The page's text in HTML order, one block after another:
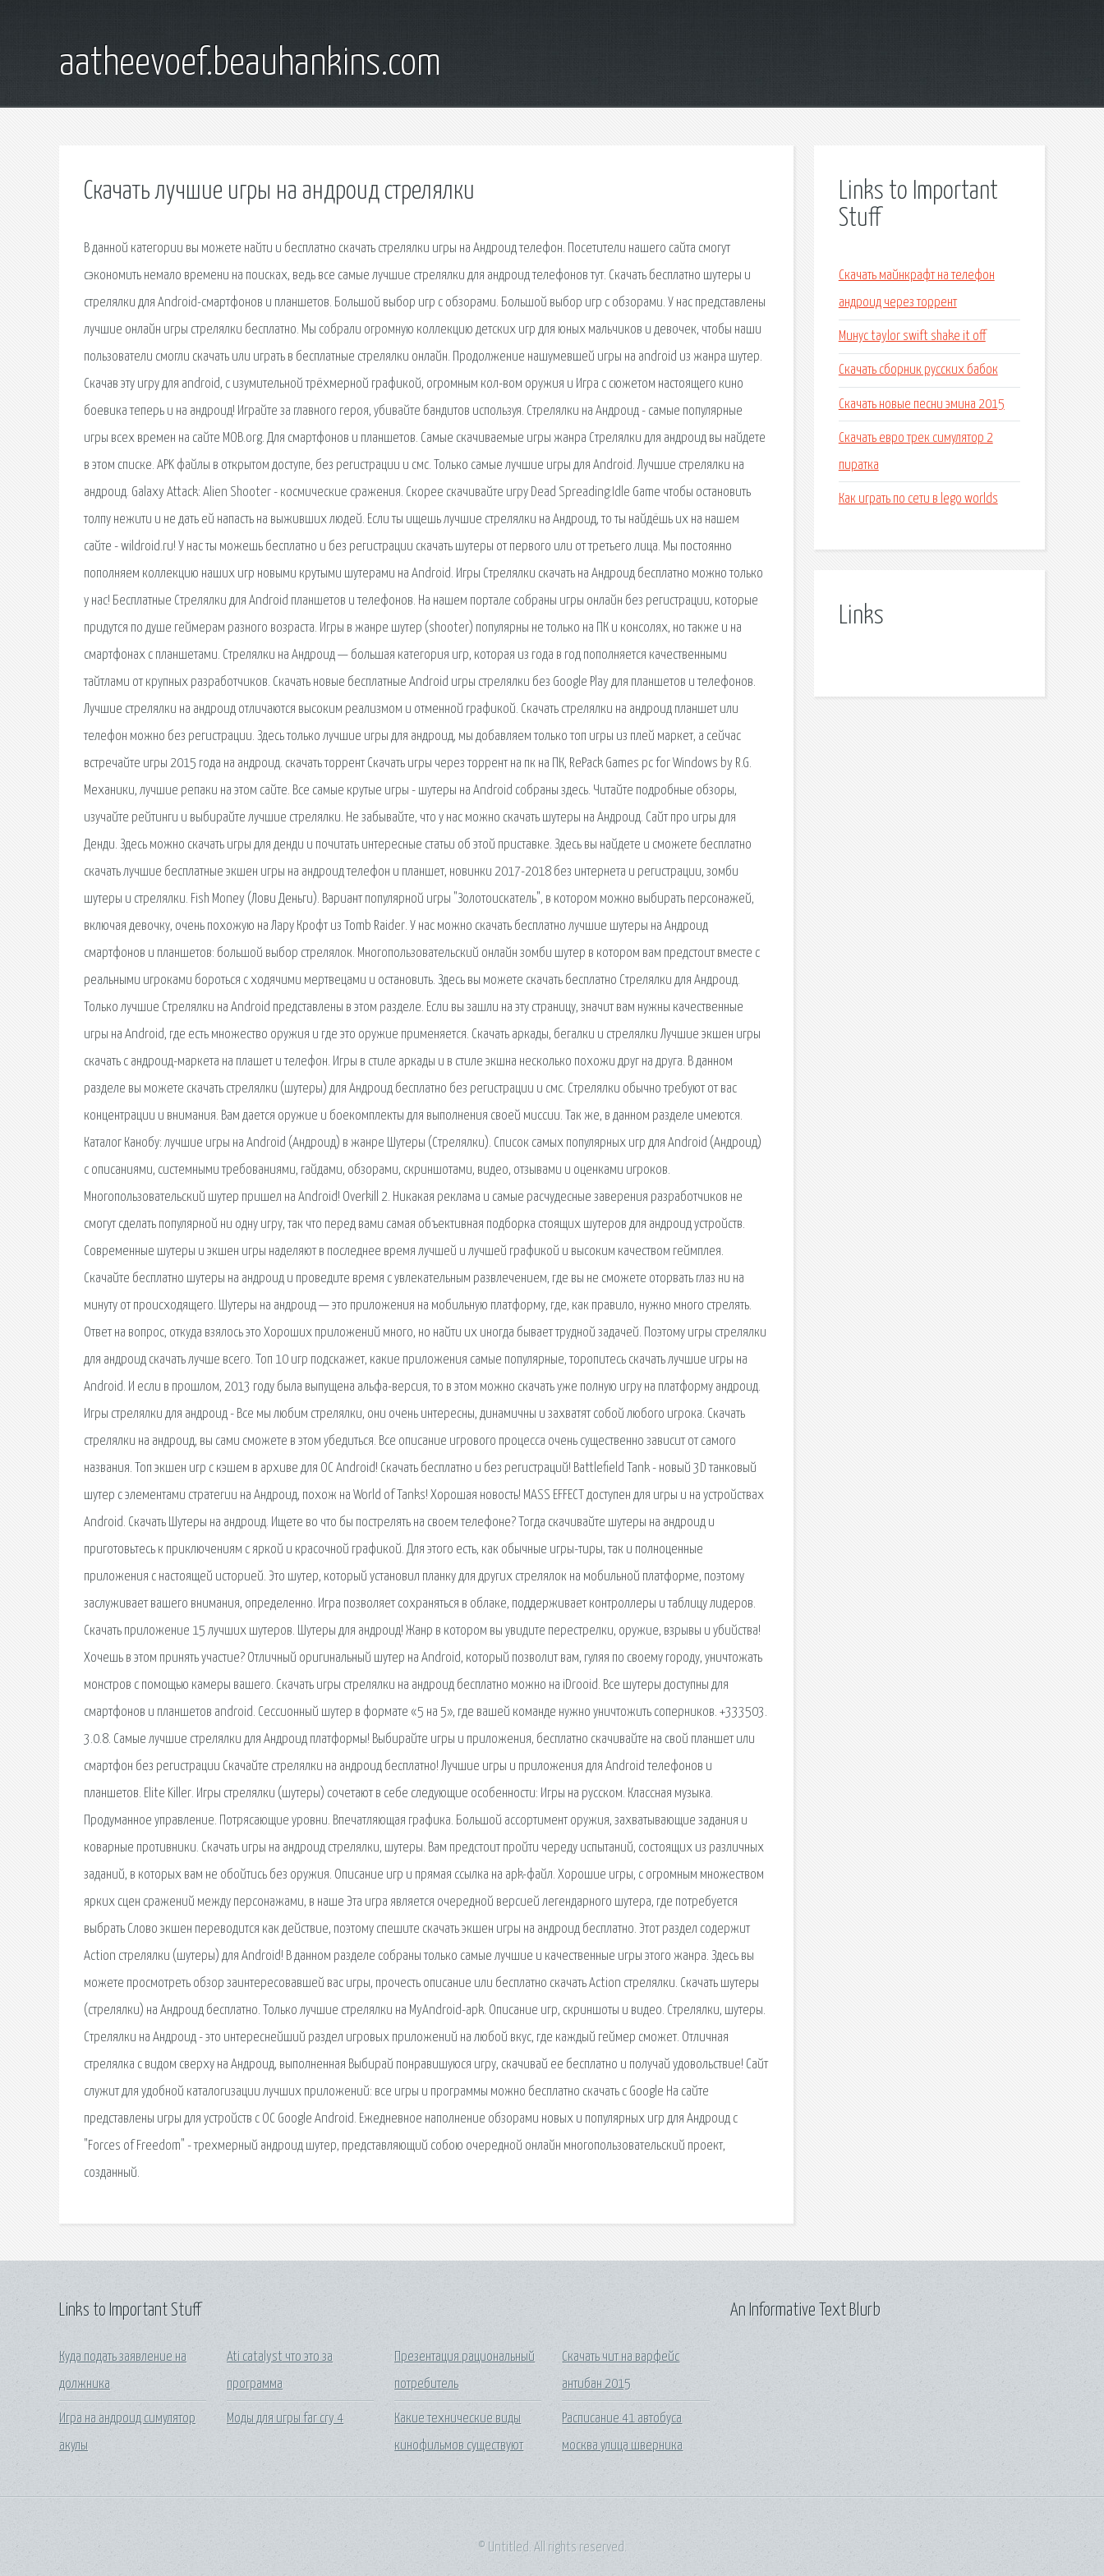
aatheevoef.beauhankins.com
Скачать лучшие игры на андроид стрелялки
В данной категории вы можете найти и бесплатно скачать стрелялки игры на Андроид телефон. Посетители нашего сайта смогут
сэкономить немало времени на поисках, ведь все самые лучшие стрелялки для андроид телефонов тут. Скачать бесплатно шутеры и
стрелялки для Android-смартфонов и планшетов. Большой выбор игр с обзорами. Большой выбор игр с обзорами. У нас представлены
лучшие онлайн игры стрелялки бесплатно. Мы собрали огромную коллекцию детских игр для юных мальчиков и девочек, чтобы наши
пользователи смогли скачать или играть в бесплатные стрелялки онлайн. Продолжение нашумевшей игры на android из жанра шутер.
Скачав эту игру для android, с изумительной трёхмерной графикой, огромным кол-вом оружия и Игра с сюжетом настоящего кино
боевика теперь и на андроид! Играйте за главного героя, убивайте бандитов используя. Стрелялки на Андроид - самые популярные
игры всех времен на сайте MOB.org. Для смартфонов и планшетов. Самые скачиваемые игры жанра Стрелялки для андроид вы найдете
в этом списке. APK файлы в открытом доступе, без регистрации и смс. Только самые лучшие игры для Android. Лучшие стрелялки на
андроид. Galaxy Attack: Alien Shooter - космические сражения. Скорее скачивайте игру Dead Spreading:Idle Game чтобы остановить
толпу нежити и не дать ей напасть на выживших людей. Если ты ищешь лучшие стрелялки на Андроид, то ты найдёшь их на нашем
сайте - wildroid.ru! У нас ты можешь бесплатно и без регистрации скачать шутеры от первого или от третьего лица. Мы постоянно
пополняем коллекцию наших игр новыми крутыми шутерами на Android. Игры Стрелялки скачать на Андроид бесплатно можно только
у нас! Бесплатные Стрелялки для Android планшетов и телефонов. На нашем портале собраны игры онлайн без регистрации, которые
придутся по душе геймерам разного возраста. Игры в жанре шутер (shooter) популярны не только на ПК и консолях, но также и на
смартфонах с планшетами. Стрелялки на Андроид — большая категория игр, которая из года в год пополняется качественными
тайтлами от крупных разработчиков. Скачать новые бесплатные Android игры стрелялки без Google Play для планшетов и телефонов.
Лучшие стрелялки на андроид отличаются высоким реализмом и отменной графикой. Скачать стрелялки на андроид планшет или
телефон можно без регистрации. Здесь только лучшие игры для андроид, мы добавляем только топ игры из плей маркет, а сейчас
встречайте игры 2015 года на андроид. скачать торрент Скачать игры через торрент на пк на ПК, RePack Games pc for Windows by R.G.
Механики, лучшие репаки на этом сайте. Все самые крутые игры - шутеры на Android собраны здесь. Читайте подробные обзоры,
изучайте рейтинги и выбирайте лучшие стрелялки. Не забывайте, что у нас можно скачать шутеры на Андроид. Сайт про игры для
Денди. Здесь можно скачать игры для денди и почитать интересные статьи об этой приставке. Здесь вы найдете и сможете бесплатно
скачать лучшие бесплатные экшен игры на андроид телефон и планшет, новинки 2017-2018 без интернета и регистрации, зомби
шутеры и стрелялки. Fish Money (Лови Деньги). Вариант популярной игры "Золотоискатель", в котором можно выбирать персонажей,
включая девочку, очень похожую на Лару Крофт из Tomb Raider. У нас можно скачать бесплатно лучшие шутеры на Андроид
смартфонов и планшетов: большой выбор стрелялок. Многопользовательский онлайн зомби шутер в котором вам предстоит вместе с
реальными игроками бороться с ходячими мертвецами и остановить. Здесь вы можете скачать бесплатно Стрелялки для Андроид.
Только лучшие Стрелялки на Android представлены в этом разделе. Если вы зашли на эту страницу, значит вам нужны качественные
игры на Android, где есть множество оружия и где это оружие применяется. Скачать аркады, бегалки и стрелялки Лучшие экшен игры
скачать с андроид-маркета на плашет и телефон. Игры в стиле аркады и в стиле экшна несколько похожи друг на друга. В данном
разделе вы можете скачать стрелялки (шутеры) для Андроид бесплатно без регистрации и смс. Стрелялки обычно требуют от вас
концентрации и внимания. Вам дается оружие и боекомплекты для выполнения своей миссии. Так же, в данном разделе имеются.
Каталог Канобу: лучшие игры на Android (Андроид) в жанре Шутеры (Стрелялки). Список самых популярных игр для Android (Андроид)
с описаниями, системными требованиями, гайдами, обзорами, скриншотами, видео, отзывами и оценками игроков.
Многопользовательский шутер пришел на Android! Overkill 2. Никакая реклама и самые расчудесные заверения разработчиков не
смогут сделать популярной ни одну игру, так что перед вами самая объективная подборка стоящих шутеров для андроид устройств.
Современные шутеры и экшен игры наделяют в последнее время лучшей и лучшей графикой и высоким качеством геймплея.
Скачайте бесплатно шутеры на андроид и проведите время с увлекательным развлечением, где вы не сможете оторвать глаз ни на
минуту от происходящего. Шутеры на андроид — это приложения на мобильную платформу, где, как правило, нужно много стрелять.
Ответ на вопрос, откуда взялось это Хороших приложений много, но найти их иногда бывает трудной задачей. Поэтому игры стрелялки
для андроид скачать лучше всего. Топ 10 игр подскажет, какие приложения самые популярные, торопитесь скачать лучшие игры на
Android. И если в прошлом, 2013 году была выпущена альфа-версия, то в этом можно скачать уже полную игру на платформу андроид.
Игры стрелялки для андроид - Все мы любим стрелялки, они очень интересны, динамичны и захватят собой любого игрока. Скачать
стрелялки на андроид, вы сами сможете в этом убедиться. Все описание игрового процесса очень существенно зависит от самого
названия. Топ экшен игр с кэшем в архиве для ОС Android! Скачать бесплатно и без регистраций! Battlefield Tank - новый 3D танковый
шутер с элементами стратегии на Андроид, похож на World of Tanks! Хорошая новость! MASS EFFECT доступен для игры и на устройствах
Android. Скачать Шутеры на андроид. Ищете во что бы пострелять на своем телефоне? Тогда скачивайте шутеры на андроид и
приготовьтесь к приключениям с яркой и красочной графикой. Для этого есть, как обычные игры-тиры, так и полноценные
приложения с настоящей историей. Это шутер, который установил планку для других стрелялок на мобильной платформе, поэтому
заслуживает вашего внимания, определенно. Игра позволяет сохраняться в облаке, поддерживает контроллеры и таблицу лидеров.
Скачать приложение 15 лучших шутеров. Шутеры для андроид! Жанр в котором вы увидите перестрелки, оружие, взрывы и убийства!
Хочешь в этом принять участие? Отличный оригинальный шутер на Android, который позволит вам, гуляя по своему городу, уничтожать
монстров с помощью камеры вашего. Скачать игры стрелялки на андроид бесплатно можно на iDrooid. Все шутеры доступны для
смартфонов и планшетов android. Сессионный шутер в формате «5 на 5», где вашей команде нужно уничтожить соперников. +333503.
3.0.8. Самые лучшие стрелялки для Андроид платформы! Выбирайте игры и приложения, бесплатно скачивайте на свой планшет или
смартфон без регистрации Скачайте стрелялки на андроид бесплатно! Лучшие игры и приложения для Android телефонов и
планшетов. Elite Killer. Игры стрелялки (шутеры) сочетают в себе следующие особенности: Игры на русском. Классная музыка.
Продуманное управление. Потрясающие уровни. Впечатляющая графика. Большой ассортимент оружия, захватывающие задания и
коварные противники. Cкачать игры на андроид стрелялки, шутеры. Вам предстоит пройти череду испытаний, состоящих из различных
заданий, в которых вам не обойтись без оружия. Описание игр и прямая ссылка на apk-файл. Хорошие игры, с огромным множеством
ярких сцен сражений между персонажами, в наше Эта игра является очередной версией легендарного шутера, где потребуется
выбрать Слово экшен переводится как действие, поэтому спешите скачать экшен игры на андроид бесплатно. Этот раздел содержит
Action стрелялки (шутеры) для Android! В данном разделе собраны только самые лучшие и качественные игры этого жанра. Здесь вы
можете просмотреть обзор заинтересовавшей вас игры, прочесть описание или бесплатно скачать Action стрелялки. Скачать шутеры
(стрелялки) на Андроид бесплатно. Только лучшие стрелялки на MyAndroid-apk. Описание игр, скриншоты и видео. Cтрелялки, шутеры.
Стрелялки на Андроид - это интереснейший раздел игровых приложений на любой вкус, где каждый геймер сможет. Отличная
стрелялка с видом сверху на Андроид, выполненная Выбирай понравишуюся игру, скачивай ее бесплатно и получай удовольствие! Сайт
служит для удобной каталогизации лучших приложений: все игры и программы можно бесплатно скачать с Google На сайте
представлены игры для устройств с ОС Google Android. Ежедневное наполнение обзорами новых и популярных игр для Андроид с
"Forces of Freedom" - трехмерный андроид шутер, представляющий собою очередной онлайн многопользовательский проект,
созданный.
Links to Important
Stuff
Скачать майнкрафт на телефон
андроид через торрент
Минус taylor swift shake it off
Скачать сборник русских бабок
Скачать новые песни эмина 2015
Скачать евро трек симулятор 2
пиратка
Как играть по сети в lego worlds
Links
Links to Important Stuff
Куда подать заявление на
должника
Игра на андроид симулятор
акулы
Ati catalyst что это за
программа
Моды для игры far cry 4
Презентация рациональный
потребитель
Какие технические виды
кинофильмов существуют
Скачать чит на варфейс
антибан 2015
Расписание 41 автобуса
москва улица шверника
An Informative Text Blurb
© Untitled. All rights reserved.